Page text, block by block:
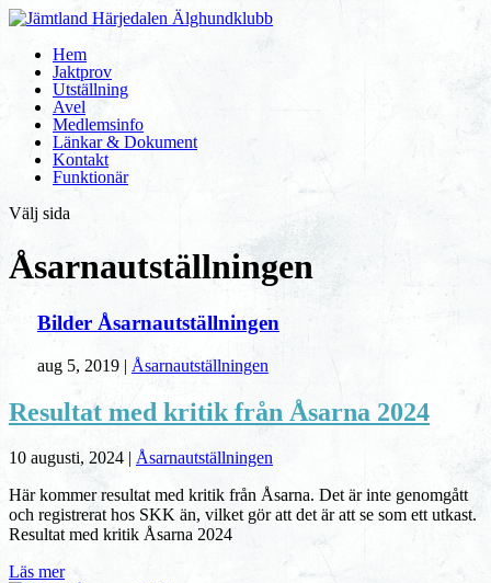
Hem
Jaktprov
Utställning
Avel
Medlemsinfo
Länkar & Dokument
Kontakt
Funktionär
Välj sida
Åsarnautställningen
Bilder Åsarnautställningen
aug 5, 2019| Åsarnautställningen
Resultat med kritik från Åsarna 2024
10 augusti, 2024 | Åsarnautställningen
Här kommer resultat med kritik från Åsarna. Det är inte genomgått
och registrerat hos SKK än, vilket gör att det är att se som ett utkast.
Resultat med kritik Åsarna 2024
Läs mer